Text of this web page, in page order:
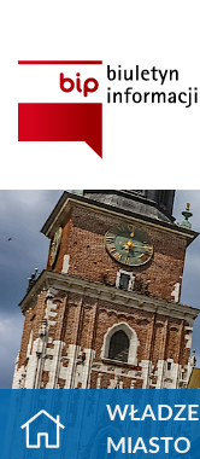
WŁADZE I
MIASTO